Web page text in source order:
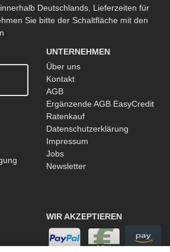
Deutschlands, Lieferzeiten für
Sie bitte der Schaltfläche mit den
UNTERNEHMEN
Über uns
Kontakt
AGB
Ergänzende AGB EasyCredit
Ratenkauf
Datenschutzerklärung
Impressum
Jobs
Newsletter
WIR AKZEPTIEREN